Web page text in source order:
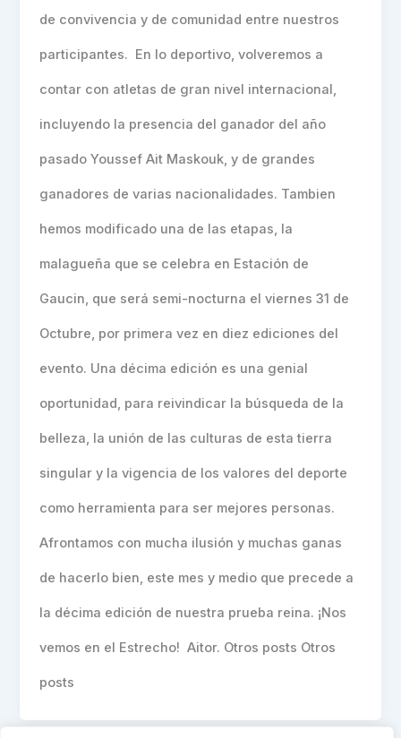
de convivencia y de comunidad entre nuestros
participantes. En lo deportivo, volveremos a
contar con atletas de gran nivel internacional,
incluyendo la presencia del ganador del año
pasado Youssef Ait Maskouk, y de grandes
ganadores de varias nacionalidades. Tambien
hemos modificado una de las etapas, la
malagueña que se celebra en Estación de
Gaucin, que será semi-nocturna el viernes 31 de
Octubre, por primera vez en diez ediciones del
evento. Una décima edición es una genial
oportunidad, para reivindicar la búsqueda de la
belleza, la unión de las culturas de esta tierra
singular y la vigencia de los valores del deporte
como herramienta para ser mejores personas.
Afrontamos con mucha ilusión y muchas ganas
de hacerlo bien, este mes y medio que precede a
la décima edición de nuestra prueba reina. ¡Nos
vemos en el Estrecho! Aitor. Otros posts Otros
posts